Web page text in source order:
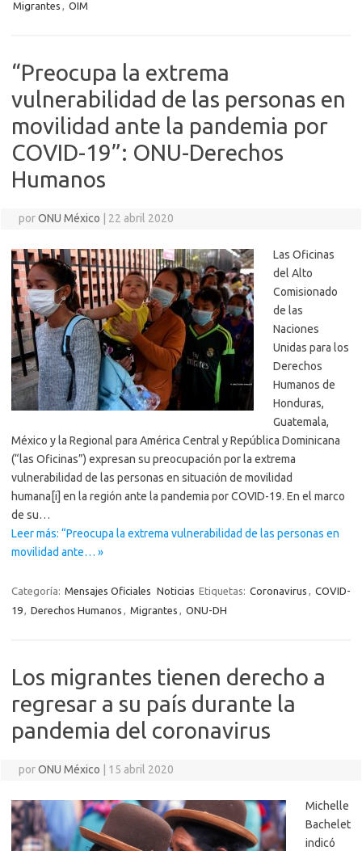
Migrantes , OIM
“Preocupa la extrema
vulnerabilidad de las personas en
movilidad ante la pandemia por
COVID-19”: ONU-Derechos
Humanos
porONU México 22 abril 2020
Las Oficinas
del Alto
Comisionado
de las
Naciones
Unidas para los
Derechos
Humanos de
Honduras,
Guatemala,
México y la Regional para América Central y República Dominicana
(“las Oficinas”) expresan su preocupación por la extrema
vulnerabilidad de las personas en situación de movilidad
humana[i] en la región ante la pandemia por COVID-19. En el marco
de su…
Leer más: “Preocupa la extrema vulnerabilidad de las personas en
movilidad ante… »
Categoría: Mensajes Oficiales Noticias Etiquetas: Coronavirus , COVID-
19, Derechos Humanos , Migrantes , ONU-DH
Los migrantes tienen derecho a
regresar a su país durante la
pandemia del coronavirus
porONU México 15 abril 2020
Michelle
Bachelet
indicó